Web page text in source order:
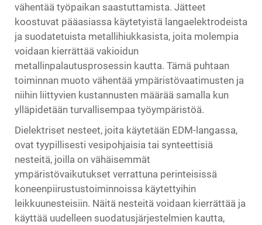
vähentää työpaikan saastuttamista. Jätteet
koostuvat pääasiassa käytetyistä langaelektrodeista
ja suodatetuista metallihiukkasista, joita molempia
voidaan kierrättää vakioidun
metallinpalautusprosessin kautta. Tämä puhtaan
toiminnan muoto vähentää ympäristövaatimusten ja
niihin liittyvien kustannusten määrää samalla kun
ylläpidetään turvallisempaa työympäristöä.
Dielektriset nesteet, joita käytetään EDM-langassa,
ovat tyypillisesti vesipohjaisia tai synteettisiä
nesteitä, joilla on vähäisemmät
ympäristövaikutukset verrattuna perinteisissä
koneenpiirustustoiminnoissa käytettyihin
leikkuunesteisiin. Näitä nesteitä voidaan kierrättää ja
käyttää uudelleen suodatusjärjestelmien kautta,